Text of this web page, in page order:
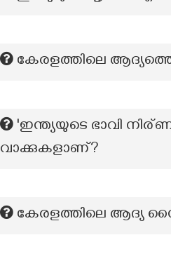
കേരളത്തിലെ
'ഇന്ത്യയുടെ ഭാവി
വാക്കുകളാണ്?
കേരളത്തിലെ ആദ്യ